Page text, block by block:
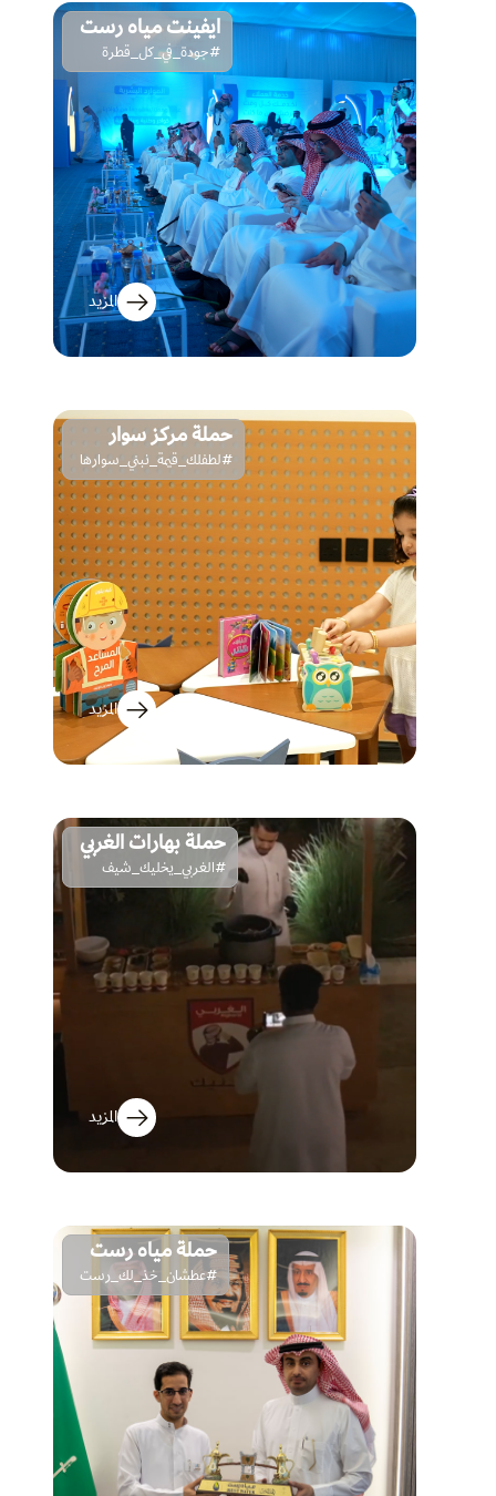
ايفينت مياه رست
#جودة_في_كل_قطرة
المزيد
حملة مركز سوار
#لطفلك_قيمة_نبني_سوارها
المزيد
حملة بهارات الغربي
#الغربي_يخليك_شيف
المزيد
حملة مياه رست
#عطشان_خذ_لك_رست